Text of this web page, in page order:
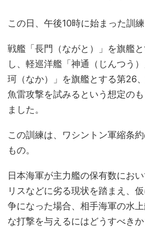
この日、午後10時に始まった訓練
戦艦「長門（ながと）」を旗艦
し、軽巡洋艦「神通（じんつう
珂（なか）」を旗艦とする第26
魚雷攻撃を試みるという想定の
ました。
この訓練は、ワシントン軍縮条
もの。
日本海軍が主力艦の保有数にお
リスなどに劣る現状を踏まえ、
争になった場合、相手海軍の水
な打撃を与えるにはどうすべきか